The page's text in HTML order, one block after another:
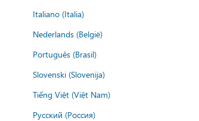
Italiano (Italia)
Nederlands (België)
Português (Brasil)
Slovenski (Slovenija)
Tiếng Việt (Việt Nam)
Русский (Россия)